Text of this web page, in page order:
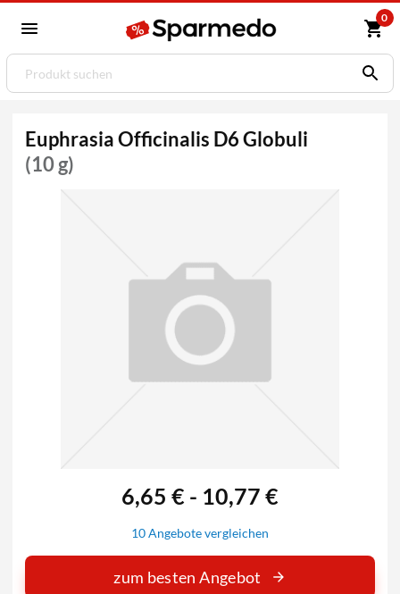
0
Euphrasia Officinalis D6 Globuli
(10 g)
6,65 € - 10,77 €
10 Angebote vergleichen
zum besten Angebot